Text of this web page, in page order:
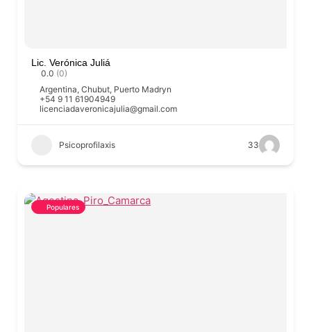
Lic. Verónica Juliá
0.0 (0)
Argentina, Chubut, Puerto Madryn
+54 9 11 61904949
licenciadaveronicajulia@gmail.com
Psicoprofilaxis 33
Populares